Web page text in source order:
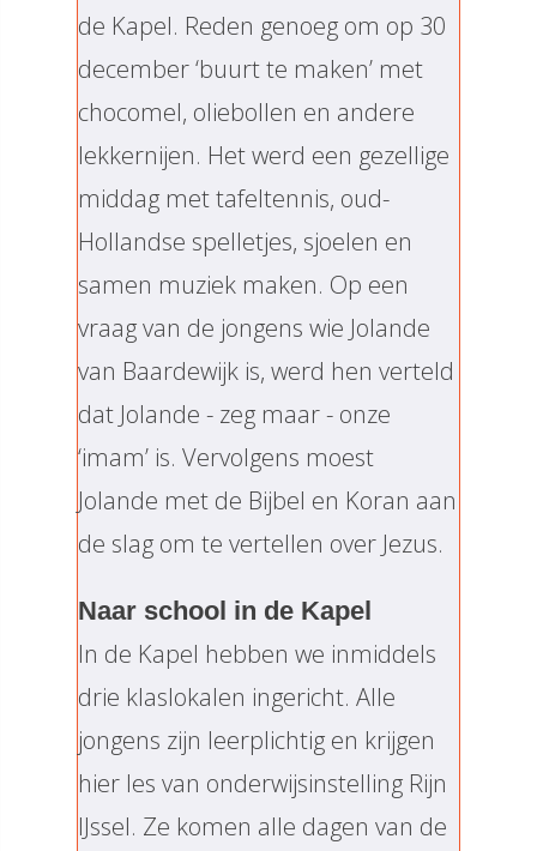
de Kapel. Reden genoeg om op 30
december ‘buurt te maken’ met
chocomel, oliebollen en andere
lekkernijen. Het werd een gezellige
middag met tafeltennis, oud-
Hollandse spelletjes, sjoelen en
samen muziek maken. Op een
vraag van de jongens wie Jolande
van Baardewijk is, werd hen verteld
dat Jolande - zeg maar - onze
‘imam’ is. Vervolgens moest
Jolande met de Bijbel en Koran aan
de slag om te vertellen over Jezus.
Naar school in de Kapel
In de Kapel hebben we inmiddels
drie klaslokalen ingericht. Alle
jongens zijn leerplichtig en krijgen
hier les van onderwijsinstelling Rijn
IJssel. Ze komen alle dagen van de